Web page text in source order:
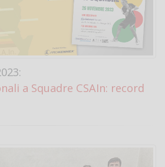
a Squadre CSAIn: record